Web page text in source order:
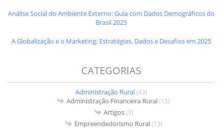
Análise Social do Ambiente Externo: Guia com Dados Demográficos do
Brasil 2025
A Globalização e o Marketing: Estratégias, Dados e Desafios em 2025
CATEGORIAS
Administração Rural(43)
Administração Financeira Rural(15)
Artigos(3)
Empreendedorismo Rural(13)